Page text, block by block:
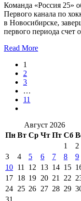
Команда «Россия 25»
Первого канала по
в Новосибирске,
первого периода
Read More
1
2
3
…
11
Август 2026
Пн Вт Ср Чт Пт Сб
1
2
3
4 5 6 7 8
9
10 11 12 13 14 15
17 18 19 20 21 22
24 25 26 27 28 29
31